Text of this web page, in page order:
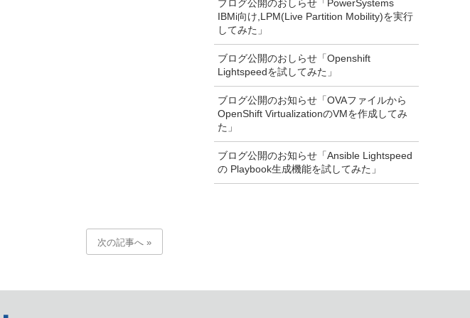
次の記事へ »
ブログ公開のおしらせ「PowerSystems
IBMi向け,LPM(Live Partition Mobility)を実行
してみた」
ブログ公開のおしらせ「Openshift
Lightspeedを試してみた」
ブログ公開のお知らせ「OVAファイルから
OpenShift VirtualizationのVMを作成してみ
た」
ブログ公開のお知らせ「Ansible Lightspeed
の Playbook生成機能を試してみた」